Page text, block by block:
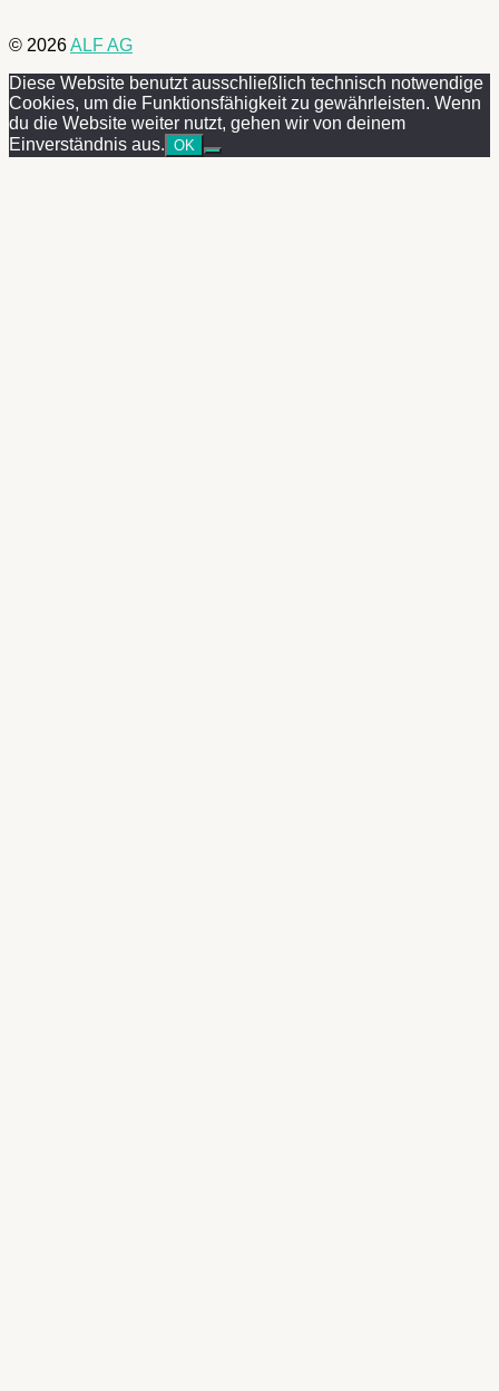
© 2026ALF AG
Diese Website benutzt ausschließlich technisch notwendige
Cookies, um die Funktionsfähigkeit zu gewährleisten. Wenn
du die Website weiter nutzt, gehen wir von deinem
Einverständnis aus. OK